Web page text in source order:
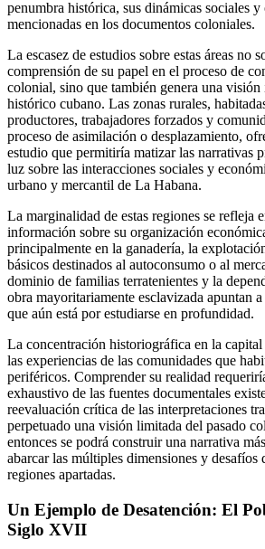
penumbra histórica, sus dinámicas sociales y
mencionadas en los documentos coloniales.
La escasez de estudios sobre estas áreas no
comprensión de su papel en el proceso de
colonial, sino que también genera una
histórico cubano. Las zonas rurales,
productores, trabajadores forzados y
proceso de asimilación o desplazamiento,
estudio que permitiría matizar las narrativas
luz sobre las interacciones sociales y
urbano y mercantil de La Habana.
La marginalidad de estas regiones se refleja
información sobre su organización
principalmente en la ganadería, la
básicos destinados al autoconsumo o al
dominio de familias terratenientes y la
obra mayoritariamente esclavizada apuntan
que aún está por estudiarse en profundidad.
La concentración historiográfica en la
las experiencias de las comunidades que
periféricos. Comprender su realidad
exhaustivo de las fuentes documentales
reevaluación crítica de las interpretaciones
perpetuado una visión limitada del pasado
entonces se podrá construir una narrativa
abarcar las múltiples dimensiones y desafíos
regiones apartadas.
Un Ejemplo de Desatención: El
Siglo XVII